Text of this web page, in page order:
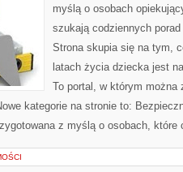
myślą o osobach
szukają codziennych
Strona skupia się na tym,
latach życia dziecka jest
To portal, w którym można
kategorie na stronie to:
z myślą o osobach,